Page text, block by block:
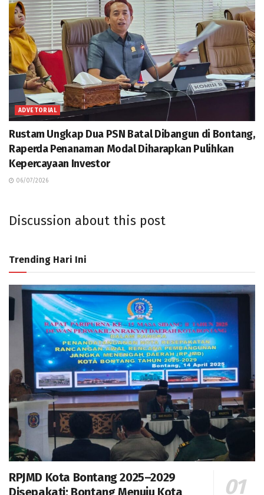
ADVETORIAL
Rustam Ungkap Dua PSN Batal Dibangun di Bontang,
Raperda Penanaman Modal Diharapkan Pulihkan
Kepercayaan Investor
06/07/2026
Discussion about this post
Trending Hari Ini
RPJMD Kota Bontang 2025–2029
Disepakati: Bontang Menuju Kota